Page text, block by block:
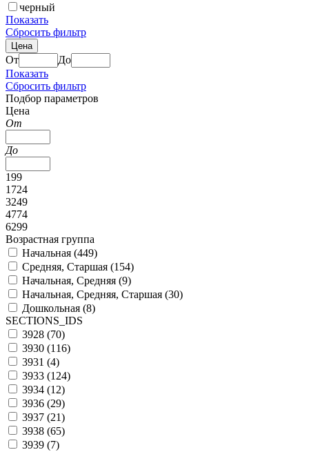
черный
Показать
Сбросить фильтр
Цена
От
До
Показать
Сбросить фильтр
Подбор параметров
Цена
От
До
199
1724
3249
4774
6299
Возрастная группа
Начальная (449)
Средняя, Старшая (154)
Начальная, Средняя (9)
Начальная, Средняя, Старшая (30)
Дошкольная (8)
SECTIONS_IDS
3928 (70)
3930 (116)
3931 (4)
3933 (124)
3934 (12)
3936 (29)
3937 (21)
3938 (65)
3939 (7)